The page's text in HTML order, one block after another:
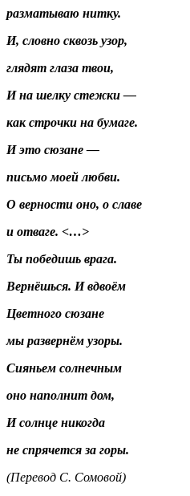
разматываю нитку.
И, словно сквозь узор,
глядят глаза твои,
И на шелку стежки —
как строчки на бумаге.
И это сюзане —
письмо моей любви.
О верности оно, о славе
и отваге. <…>
Ты победишь врага.
Вернёшься. И вдвоём
Цветного сюзане
мы развернём узоры.
Сияньем солнечным
оно наполнит дом,
И солнце никогда
не спрячется за горы.
(Перевод С. Сомовой)